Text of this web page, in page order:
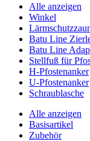
Alle anzeigen
Winkel
Batu Line
Batu Line
Stellfuß für
H-Pfostenanker
U-Pfostenanker
Schraublasche
Alle anzeigen
Basisartikel
Zubehör